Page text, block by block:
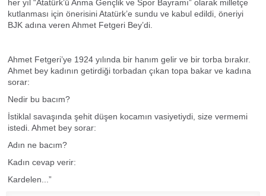
her yıl “Atatürk’ü Anma Gençlik ve Spor Bayramı” olarak milletçe
kutlanması için önerisini Atatürk’e sundu ve kabul edildi, öneriyi
BJK adına veren Ahmet Fetgeri Bey’di.
Ahmet Fetgeri’ye 1924 yılında bir hanım gelir ve bir torba bırakır.
Ahmet bey kadının getirdiği torbadan çıkan topa bakar ve kadına
sorar:
Nedir bu bacım?
İstiklal savaşında şehit düşen kocamın vasiyetiydi, size vermemi
istedi. Ahmet bey sorar:
Adın ne bacım?
Kadın cevap verir:
Kardelen...”